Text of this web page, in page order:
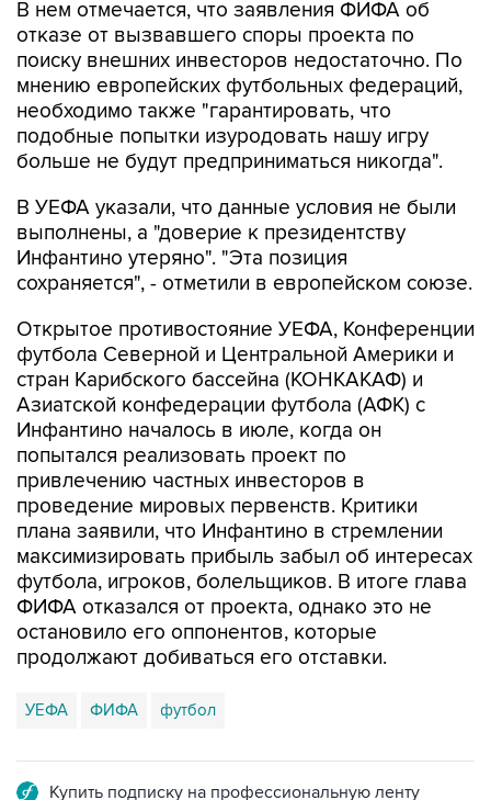
В нем отмечается, что заявления ФИФА об
отказе от вызвавшего споры проекта по
поиску внешних инвесторов недостаточно. По
мнению европейских футбольных федераций,
необходимо также "гарантировать, что
подобные попытки изуродовать нашу игру
больше не будут предприниматься никогда".
В УЕФА указали, что данные условия не были
выполнены, а "доверие к президентству
Инфантино утеряно". "Эта позиция
сохраняется", - отметили в европейском союзе.
Открытое противостояние УЕФА, Конференции
футбола Северной и Центральной Америки и
стран Карибского бассейна (КОНКАКАФ) и
Азиатской конфедерации футбола (АФК) с
Инфантино началось в июле, когда он
попытался реализовать проект по
привлечению частных инвесторов в
проведение мировых первенств. Критики
плана заявили, что Инфантино в стремлении
максимизировать прибыль забыл об интересах
футбола, игроков, болельщиков. В итоге глава
ФИФА отказался от проекта, однако это не
остановило его оппонентов, которые
продолжают добиваться его отставки.
УЕФА ФИФА футбол
Купить подписку на профессиональную ленту